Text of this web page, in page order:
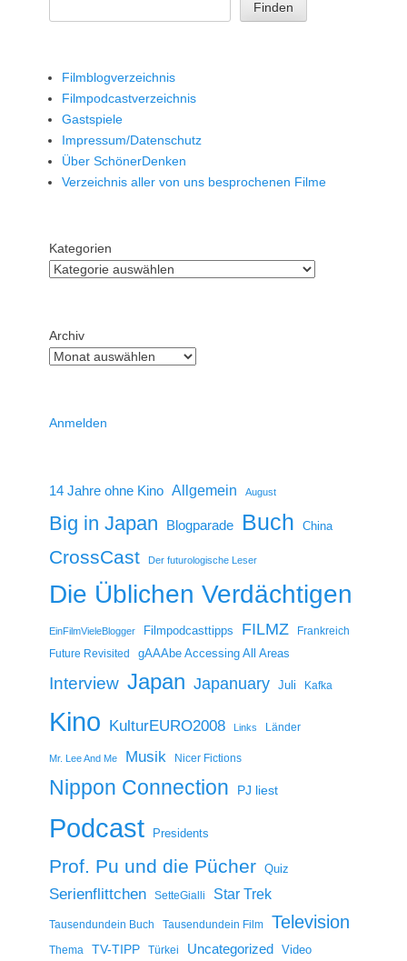
Finden
Filmblogverzeichnis
Filmpodcastverzeichnis
Gastspiele
Impressum/Datenschutz
Über SchönerDenken
Verzeichnis aller von uns besprochenen Filme
Kategorien
Archiv
Anmelden
14 Jahre ohne Kino Allgemein August
Big in Japan Blogparade Buch China
CrossCast Der futurologische Leser
Die Üblichen Verdächtigen
EinFilmVieleBlogger Filmpodcasttipps FILMZ
Frankreich
Future Revisited
gAAAbe Accessing All Areas
Interview Japan Japanuary Juli Kafka
Kino KulturEURO2008 Links Länder
Mr. Lee And Me Musik Nicer Fictions
Nippon Connection PJ liest
Podcast Presidents
Prof. Pu und die Pücher Quiz
Serienflittchen SetteGialli Star Trek
Tausendundein Buch Tausendundein Film Television
Thema TV-TIPP Türkei Uncategorized Video